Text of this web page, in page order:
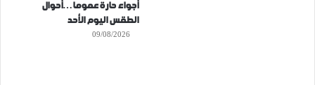
أجواء حارة عموما…أحوال
الطقس اليوم الأحد
09/08/2026